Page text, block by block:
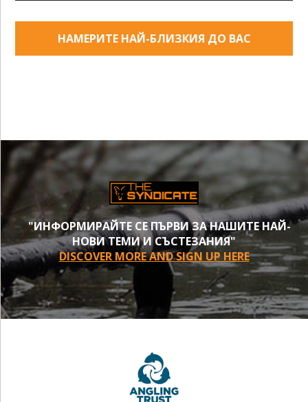
НАМЕРИТЕ НАЙ-БЛИЗКИЯ ДО ВАС
"ИНФОРМИРАЙТЕ СЕ ПЪРВИ ЗА НАШИТЕ НАЙ-
НОВИ ТЕМИ И СЪСТЕЗАНИЯ"
DISCOVER MORE AND SIGN UP HERE